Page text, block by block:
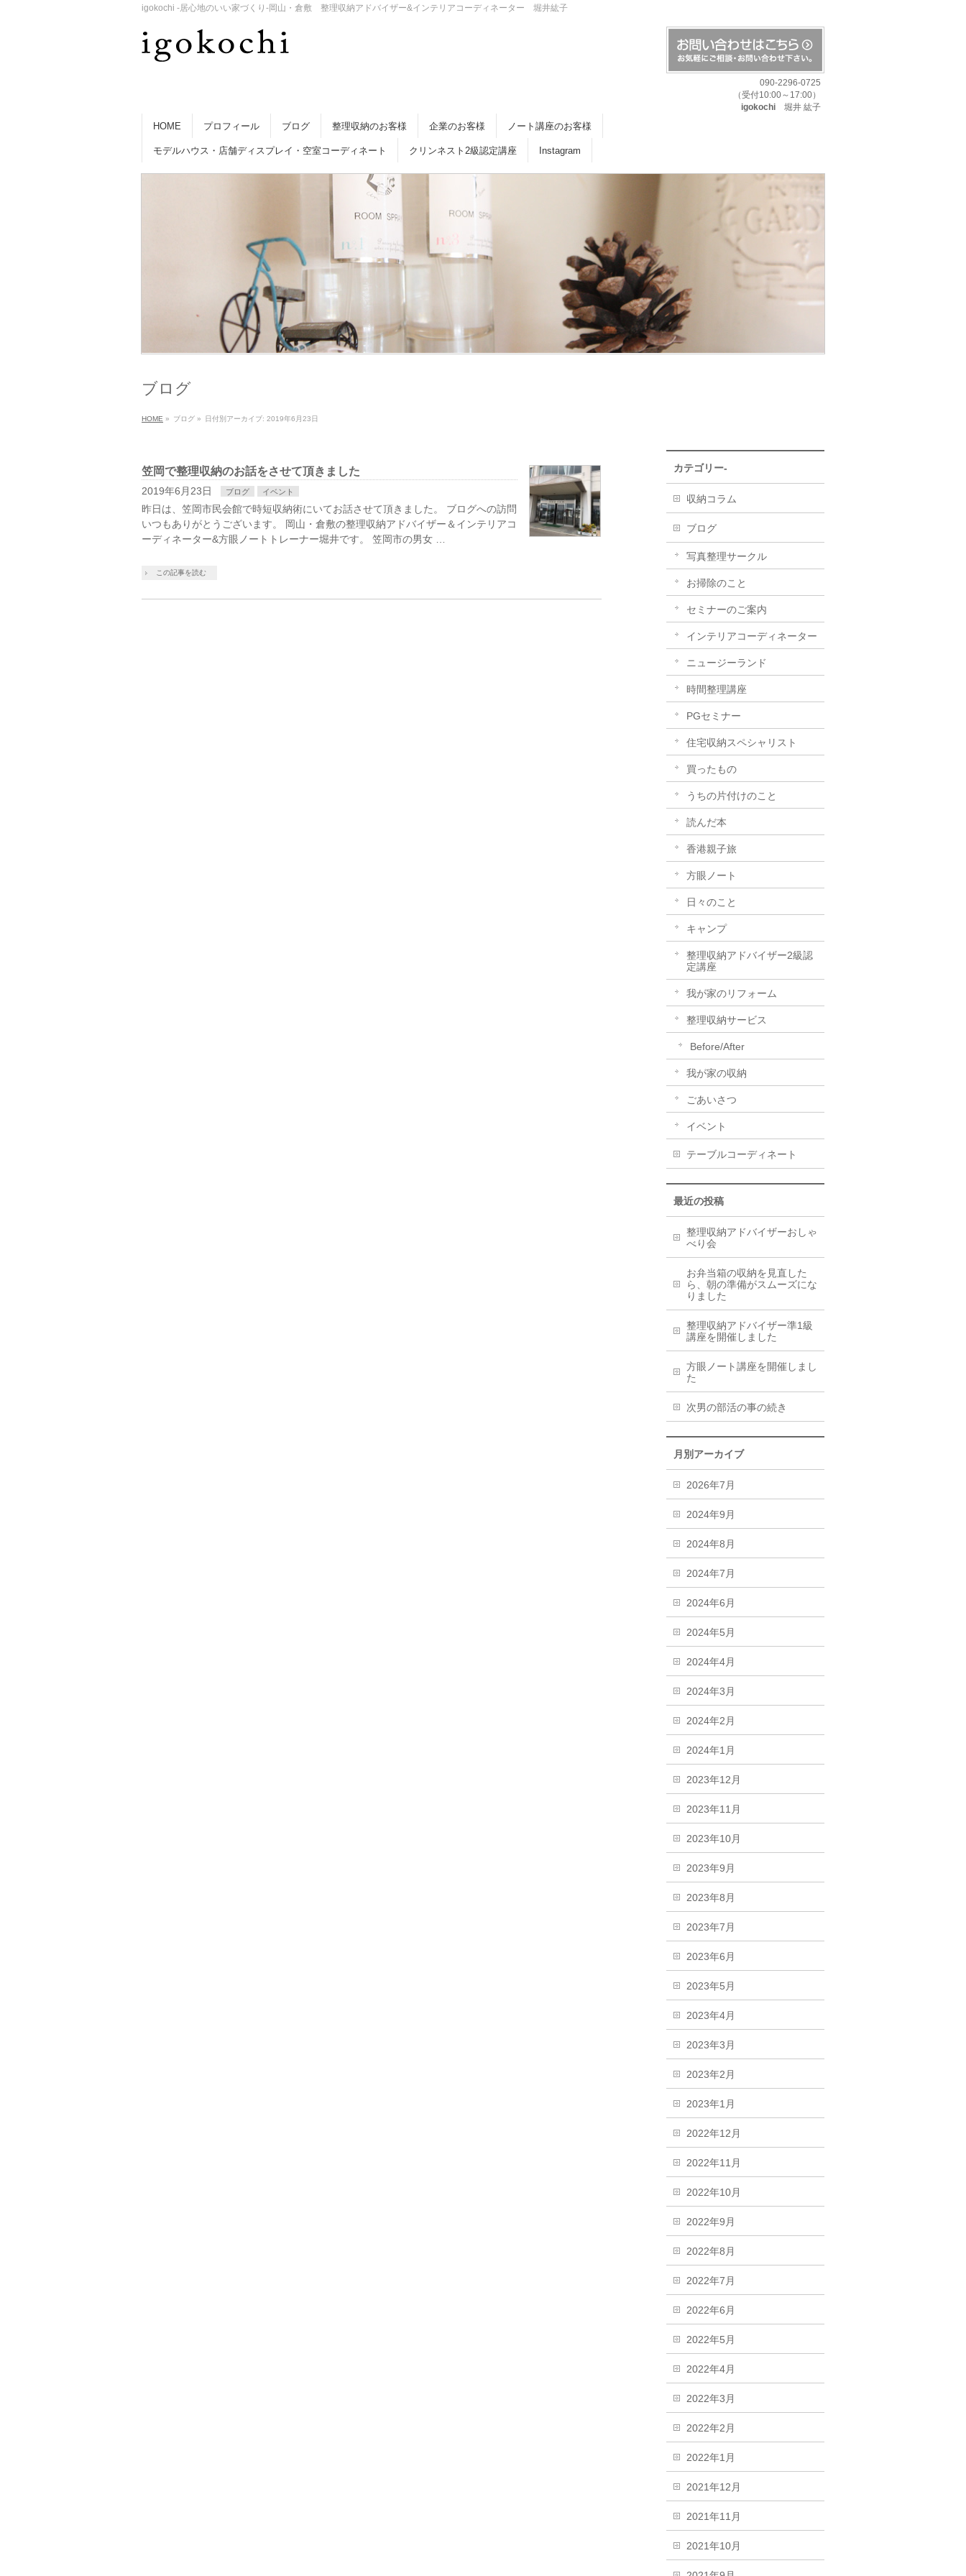
igokochi -居心地のいい家づくり-岡山・倉敷 整理収納アドバイザー&インテリアコーディネーター 堀井紘子
090-2296-0725
（受付10:00～17:00）
igokochi 堀井 紘子
HOME プロフィール ブログ 整理収納のお客様 企業のお客様 ノート講座のお客様
モデルハウス・店舗ディスプレイ・空室コーディネート クリンネスト2級認定講座 Instagram
ブログ
HOME » ブログ » 日付別アーカイブ: 2019年6月23日
笠岡で整理収納のお話をさせて頂きました
2019年6月23日 ブログ イベント
昨日は、笠岡市民会館で時短収納術にいてお話させて頂きました。 ブログへの訪問
いつもありがとうございます。 岡山・倉敷の整理収納アドバイザー＆インテリアコ
ーディネーター&方眼ノートトレーナー堀井です。 笠岡市の男女 …
この記事を読む
カテゴリー-
収納コラム
ブログ
写真整理サークル
お掃除のこと
セミナーのご案内
インテリアコーディネーター
ニュージーランド
時間整理講座
PGセミナー
住宅収納スペシャリスト
買ったもの
うちの片付けのこと
読んだ本
香港親子旅
方眼ノート
日々のこと
キャンプ
整理収納アドバイザー2級認
定講座
我が家のリフォーム
整理収納サービス
Before/After
我が家の収納
ごあいさつ
イベント
テーブルコーディネート
最近の投稿
整理収納アドバイザーおしゃ
べり会
お弁当箱の収納を見直した
ら、朝の準備がスムーズにな
りました
整理収納アドバイザー準1級
講座を開催しました
方眼ノート講座を開催しまし
た
次男の部活の事の続き
月別アーカイブ
2026年7月
2024年9月
2024年8月
2024年7月
2024年6月
2024年5月
2024年4月
2024年3月
2024年2月
2024年1月
2023年12月
2023年11月
2023年10月
2023年9月
2023年8月
2023年7月
2023年6月
2023年5月
2023年4月
2023年3月
2023年2月
2023年1月
2022年12月
2022年11月
2022年10月
2022年9月
2022年8月
2022年7月
2022年6月
2022年5月
2022年4月
2022年3月
2022年2月
2022年1月
2021年12月
2021年11月
2021年10月